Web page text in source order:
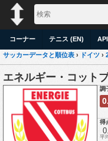
コーナー テニス (EN) API
サッカーデータと順位表 › ドイツ ›
エネルギー・コット
調
得
平